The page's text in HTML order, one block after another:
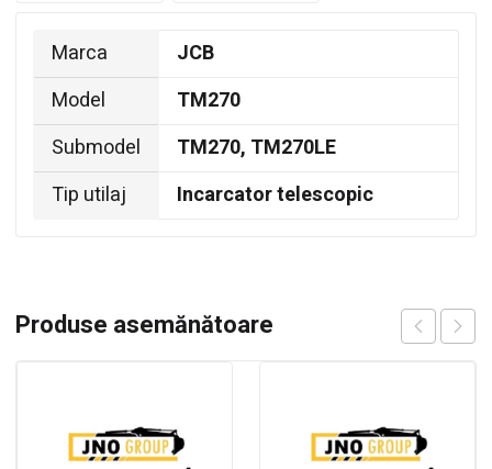
Marca
JCB
Model
TM270
Submodel
TM270, TM270LE
Tip utilaj
Incarcator telescopic
Produse asemănătoare